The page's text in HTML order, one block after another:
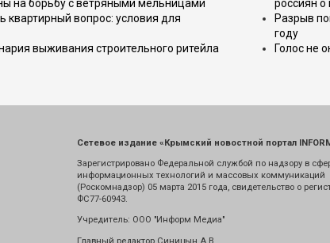
на борьбу с ветряными мельницами
вопрос: условия для
выживания строительного ритейла
россиян о
Разрыв
году
Голос не
Сетевое издание «Крымский новостной портал
Зарегистрировано Федеральной службой по надзору в
информационных технологий и массовых коммуникаций
(Роскомнадзор) 05 марта 2015 года, свидетельство о
ФС77-60943.
Учредитель: ООО "Информ Медиа"
Главный редактор Синицын А.В.